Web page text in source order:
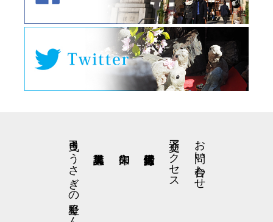
お問い合わせ
交通アクセス
弓曳きうさぎの星野くん